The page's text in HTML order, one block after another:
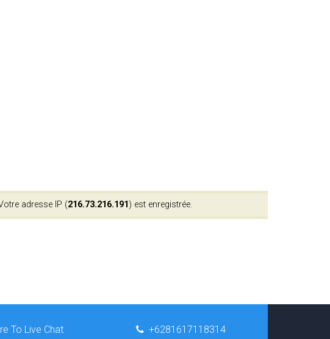
adresse IP (216.73.216.191) est enregistrée.
To Live Chat +6281617118314